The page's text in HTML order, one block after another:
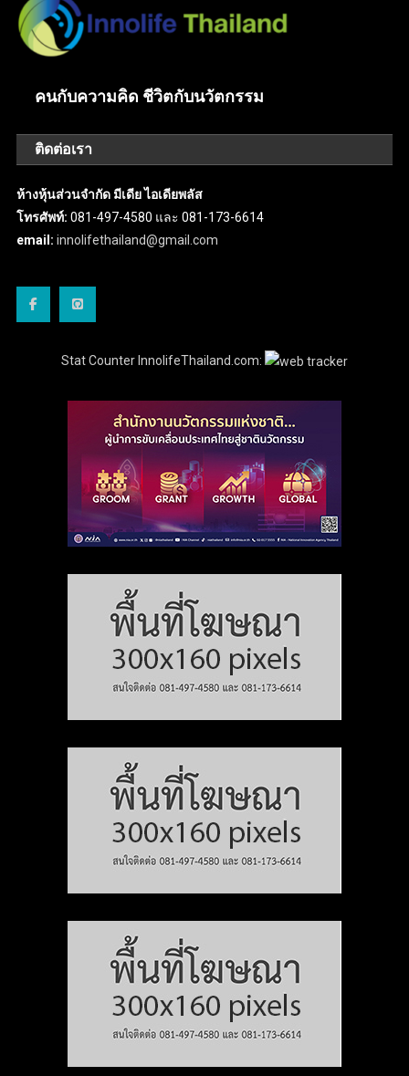
คนกับความคิด ชีวิตกับนวัตกรรม
ติดต่อเรา
ห้างหุ้นส่วนจำกัด มีเดีย ไอเดียพลัส
โทรศัพท์: 081-497-4580 และ 081-173-6614
email: innolifethailand@gmail.com
Stat Counter InnolifeThailand.com: